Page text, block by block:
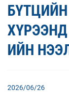
ИЙН
2026/06/26